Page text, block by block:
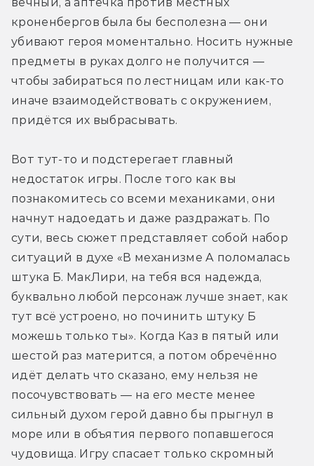
кроненбергов была бы бесполезна — они
убивают героя моментально. Носить нужные
предметы в руках долго не получится —
чтобы забираться по лестницам или как-то
иначе взаимодействовать с окружением,
придётся их выбрасывать.
Вот тут-то и подстерегает главный
недостаток игры. После того как вы
познакомитесь со всеми механиками, они
начнут надоедать и даже раздражать. По
сути, весь сюжет представляет собой набор
ситуаций в духе «В механизме А поломалась
штука Б. МакЛири, на тебя вся надежда,
буквально любой персонаж лучше знает, как
тут всё устроено, но починить штуку Б
можешь только ты». Когда Каз в пятый или
шестой раз матерится, а потом обречённо
идёт делать что сказано, ему нельзя не
посочувствовать — на его месте менее
сильный духом герой давно бы прыгнул в
море или в объятия первого попавшегося
чудовища. Игру спасает только скромный